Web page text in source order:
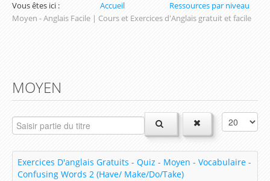
Exercices de Conjugaison en Anglais
Les parcours d'apprentissage (Inscription
Parcours du Présent Simple
Parcours du prétérit simple / Simple Past
Vous êtes ici : Accueil
Ressources par niveau
Moyen - Anglais Facile | Cours et Exercices d'Anglais gratuit et facile
MOYEN
Exercices D'anglais Gratuits - Quiz - Moyen - Vocabulaire -
Confusing Words 2 (Have/ Make/Do/Take)